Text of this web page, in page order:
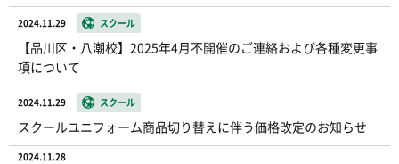
2024.11.29 スクール
【品川区・八潮校】2025年4月不開催のご連絡および各種変更事
項について
2024.11.29 スクール
スクールユニフォーム商品切り替えに伴う価格改定のお知らせ
2024.11.28